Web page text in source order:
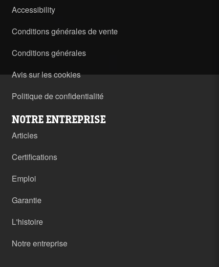
Accessibility
Conditions générales de vente
Conditions générales
Avis sur les cookies
Politique de confidentialité
NOTRE ENTREPRISE
Articles
Certifications
Emploi
Garantie
L'histoire
Notre entreprise